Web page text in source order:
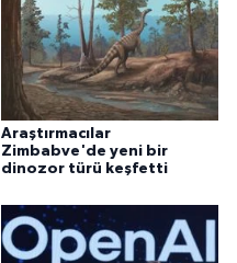
Araştırmacılar
Zimbabve'de yeni bir
dinozor türü keşfetti